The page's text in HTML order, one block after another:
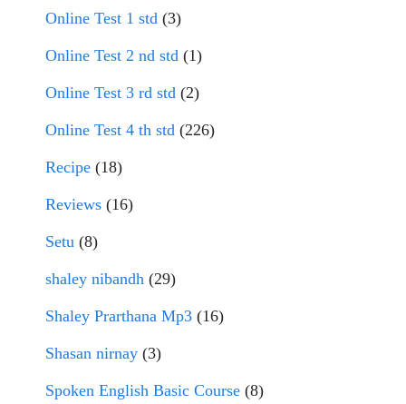
Online Test 1 std (3)
Online Test 2 nd std (1)
Online Test 3 rd std (2)
Online Test 4 th std (226)
Recipe (18)
Reviews (16)
Setu (8)
shaley nibandh (29)
Shaley Prarthana Mp3 (16)
Shasan nirnay (3)
Spoken English Basic Course (8)